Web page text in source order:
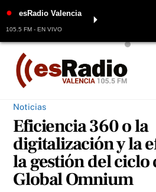
Skip
content
● esRadio Valencia
105.5 FM - EN VIVO
⏵
Noticias
Eficiencia 360 o la
digitalización y la
la gestión del ciclo
Global Omnium